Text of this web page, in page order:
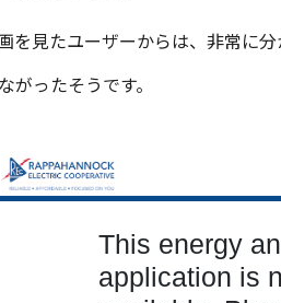
を見たユーザーからは、非常に
がったそうです。